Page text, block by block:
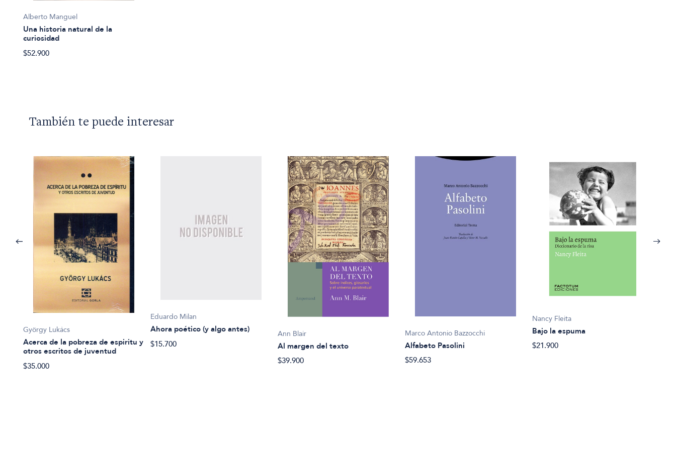
Alberto Manguel
Una historia natural de la
curiosidad
$52.900
También te puede interesar
György Lukács
Acerca de la pobreza de espiritu y
otros escritos de juventud
$35.000
Eduardo Milan
Ahora poético (y algo antes)
$15.700
Ann Blair
Al margen del texto
$39.900
Marco Antonio Bazzocchi
Alfabeto Pasolini
$59.653
Nancy Fleita
Bajo la espuma
$21.900